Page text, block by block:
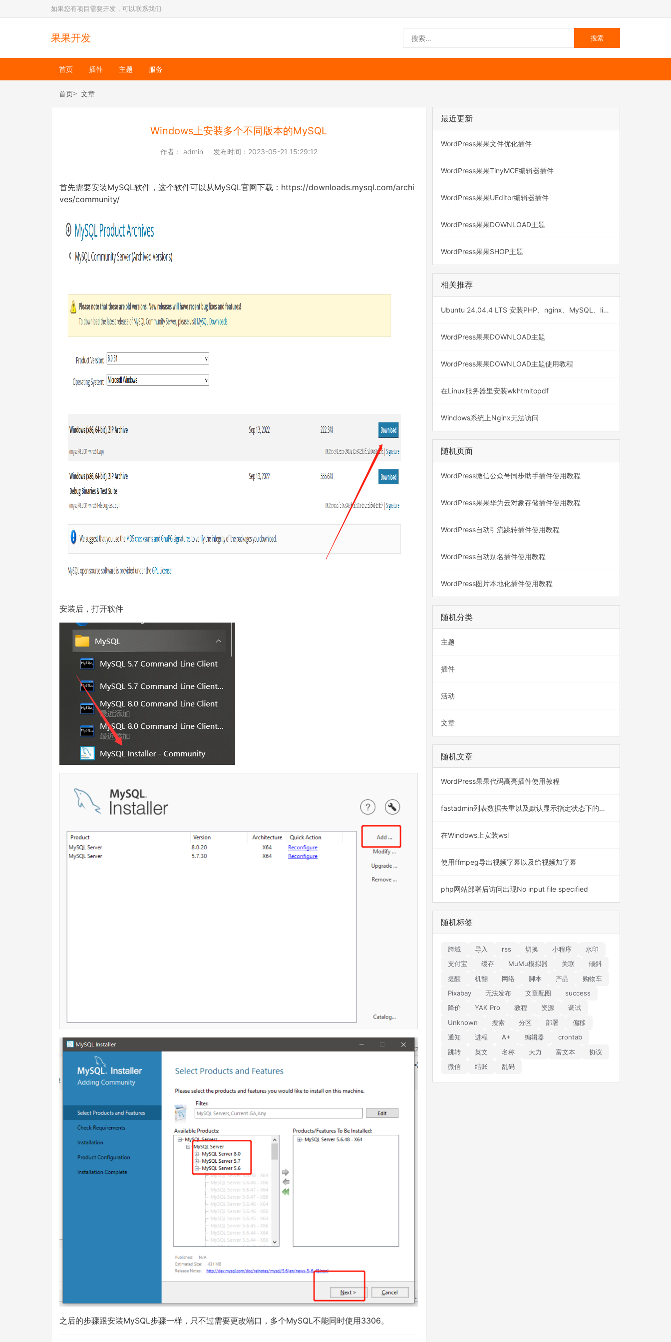
如果您有项目需要开发，可以联系我们
果果开发
首页 插件 主题 服务
首页 文章
Windows上安装多个不同版本的MySQL
作者： admin 发布时间： 2023-05-21 15:29:12
首先需要安装MySQL软件，这个软件可以从MySQL官网下载：https://downloads.mysql.com/archi
ves/community/
安装后，打开软件
之后的步骤跟安装MySQL步骤一样，只不过需要更改端口，多个MySQL不能同时使用3306。
最近更新
WordPress果果文件优化插件
WordPress果果TinyMCE编辑器插件
WordPress果果UEditor编辑器插件
WordPress果果DOWNLOAD主题
WordPress果果SHOP主题
相关推荐
Ubuntu 24.04.4 LTS 安装PHP、nginx、MySQL、libreoffice
WordPress果果DOWNLOAD主题
WordPress果果DOWNLOAD主题使用教程
在Linux服务器里安装wkhtmltopdf
Windows系统上Nginx无法访问
随机页面
WordPress微信公众号同步助手插件使用教程
WordPress果果华为云对象存储插件使用教程
WordPress自动引流跳转插件使用教程
WordPress自动别名插件使用教程
WordPress图片本地化插件使用教程
随机分类
主题
插件
活动
文章
随机文章
WordPress果果代码高亮插件使用教程
fastadmin列表数据去重以及默认显示指定状态下的数据
在Windows上安装wsl
使用ffmpeg导出视频字幕以及给视频加字幕
php网站部署后访问出现No input file specified
随机标签
跨域 导入 rss 切换 小程序
水印
支付宝
缓存 MuMu模拟器 关联
倾斜
提醒
机翻 网络 脚本 产品
购物车
Pixabay
无法发布 文章配图
success
降价
YAK Pro 教程 资源
调试
Unknown
搜索 分区 部署
偏移
通知
进程 A+ 编辑器
crontab
跳转
英文 名称 大力 富文本
协议
微信
结账 乱码